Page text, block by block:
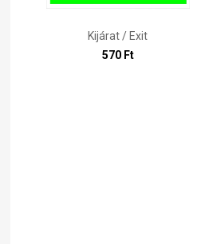
Kijárat / Exit
570 Ft